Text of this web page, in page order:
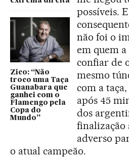
Zico: “Não
troco uma Taça
Guanabara que
ganhei com o
Flamengo pela
Copa do
Mundo”
possíveis.
não foi o
em quem
confiar de
mesmo
com a
após 45
dos
finalização
adverso
o atual campeão.